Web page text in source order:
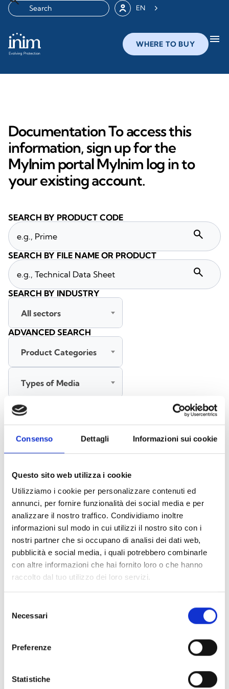
Consenso Dettagli Informazioni sui cookie
Questo sito web utilizza i cookie
Utilizziamo i cookie per personalizzare contenuti ed
annunci, per fornire funzionalità dei social media e per
analizzare il nostro traffico. Condividiamo inoltre
informazioni sul modo in cui utilizzi il nostro sito con i
nostri partner che si occupano di analisi dei dati web,
pubblicità e social media, i quali potrebbero combinarle
con altre informazioni che hai fornito loro o che hanno
raccolto dal tuo utilizzo dei loro servizi.
delNecessari
Preferenze
Statistiche
EN
WHERE TO BUY menu
Documentation To access this
information, sign up for the
MyInim portal MyInim log in to
your existing account.
Accessories EB00 Bases - Materials
Accessories for detector testing - Materials(6)
Documents(6992)
Select All
Please log in before downloading content marked with
the icon lock
SEARCH BY PRODUCT CODE
search
SEARCH BY FILE NAME OR PRODUCT
search
SEARCH BY INDUSTRY
All sectors
ADVANCED SEARCH
Product Categories
Types of Media
All languages
SEARCH